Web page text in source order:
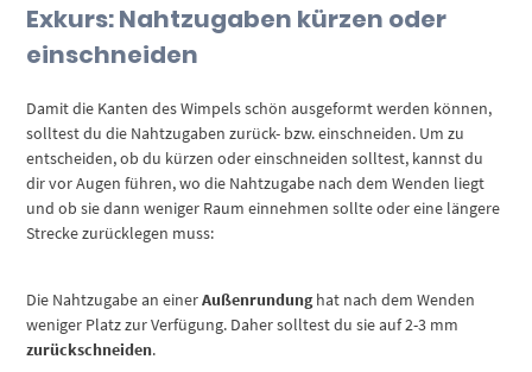
Exkurs: Nahtzugaben kürzen oder
einschneiden
Damit die Kanten des Wimpels schön ausgeformt werden können,
solltest du die Nahtzugaben zurück- bzw. einschneiden. Um zu
entscheiden, ob du kürzen oder einschneiden solltest, kannst du
dir vor Augen führen, wo die Nahtzugabe nach dem Wenden liegt
und ob sie dann weniger Raum einnehmen sollte oder eine längere
Strecke zurücklegen muss:
Die Nahtzugabe an einerAußenrundunghat nach dem Wenden
weniger Platz zur Verfügung. Daher solltest du sie auf 2-3 mm
zurückschneiden.